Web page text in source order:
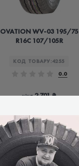
OVATION WV-03 195/75
R16C 107/105R
КОД ТОВАРУ:4255
0.0
ціна2 701 ₴
КУПИТИ